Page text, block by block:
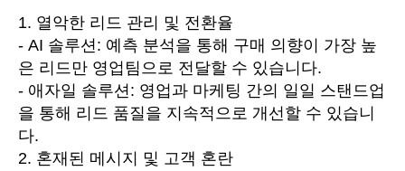
1. 열악한 리드 관리 및 전환율
- AI 솔루션: 예측 분석을 통해 구매 의향이 가장 높
은 리드만 영업팀으로 전달할 수 있습니다.
- 애자일 솔루션: 영업과 마케팅 간의 일일 스탠드업
을 통해 리드 품질을 지속적으로 개선할 수 있습니
다.
2. 혼재된 메시지 및 고객 혼란